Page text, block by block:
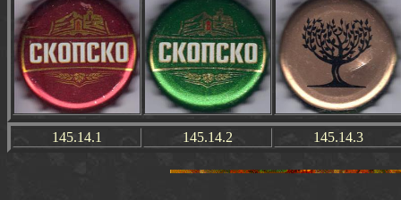
145.14.1 145.14.2 145.14.3